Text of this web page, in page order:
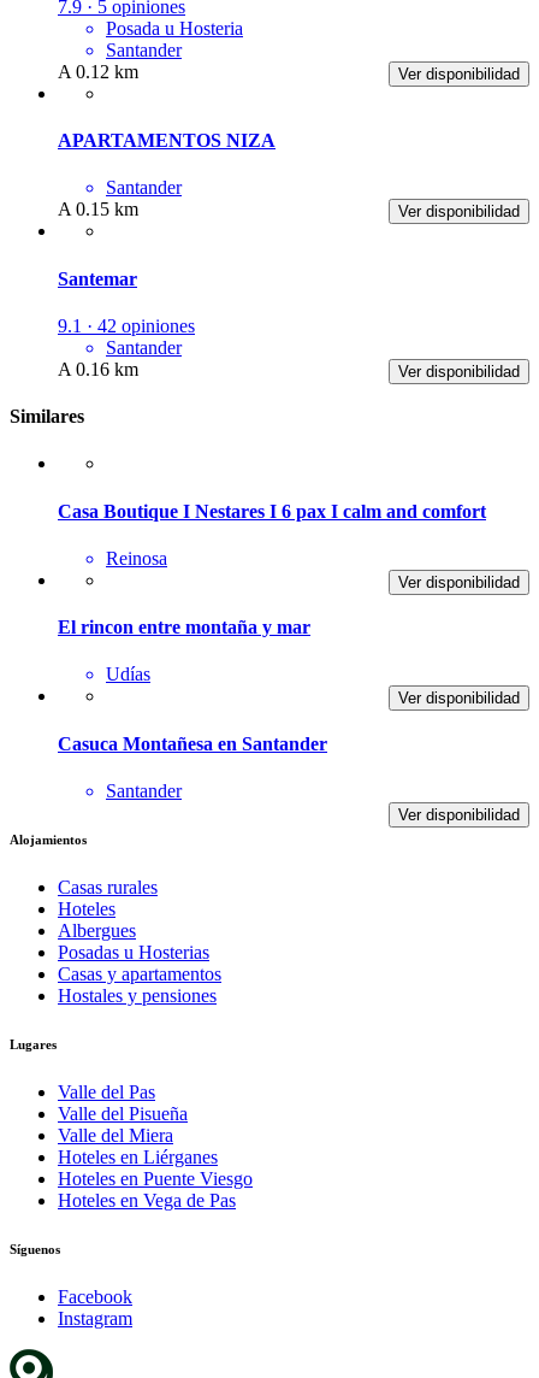
7.9 · 5 opiniones
Posada u Hosteria
Santander
Ver disponibilidad
A 0.12 km
APARTAMENTOS NIZA
Santander
Ver disponibilidad
A 0.15 km
Santemar
9.1 · 42 opiniones
Santander
Ver disponibilidad
A 0.16 km
Similares
Casa Boutique I Nestares I 6 pax I calm and comfort
Reinosa
Ver disponibilidad
El rincon entre montaña y mar
Udías
Ver disponibilidad
Casuca Montañesa en Santander
Santander
Ver disponibilidad
Alojamientos
Casas rurales
Hoteles
Albergues
Posadas u Hosterias
Casas y apartamentos
Hostales y pensiones
Lugares
Valle del Pas
Valle del Pisueña
Valle del Miera
Hoteles en Liérganes
Hoteles en Puente Viesgo
Hoteles en Vega de Pas
Síguenos
Facebook
Instagram